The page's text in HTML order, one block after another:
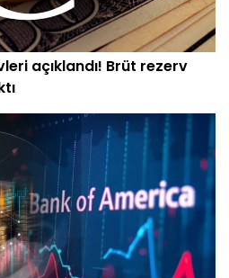
açıklandı! Brüt rezerv